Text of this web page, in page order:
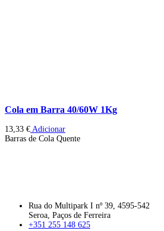
Cola em Barra 40/60W 1Kg
13,33 € Adicionar
Barras de Cola Quente
Rua do Multipark I nº 39, 4595-542
Seroa, Paços de Ferreira
+351 255 148 625